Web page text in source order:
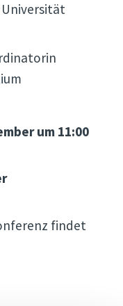
Universität
um 11:00
findet